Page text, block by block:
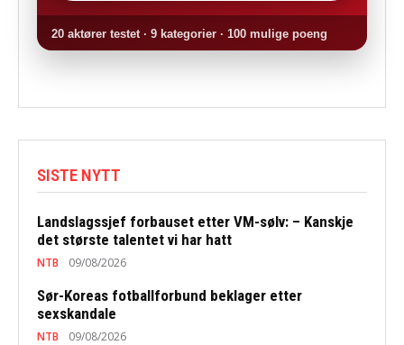
20 aktører testet · 9 kategorier · 100 mulige poeng
SISTE NYTT
Landslagssjef forbauset etter VM-sølv: – Kanskje
det største talentet vi har hatt
NTB 09/08/2026
Sør-Koreas fotballforbund beklager etter
sexskandale
NTB 09/08/2026